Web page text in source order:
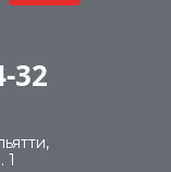
32
1